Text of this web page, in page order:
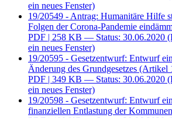
ein neues Fenster)
19/20549 - Antrag: Humanitäre Hilfe
Folgen der Corona-Pandemie
PDF | 258 KB — Status: 30.06.2020
ein neues Fenster)
19/20595 - Gesetzentwurf: Entwurf
Änderung des Grundgesetzes (Artikel
PDF | 349 KB — Status: 30.06.2020
ein neues Fenster)
19/20598 - Gesetzentwurf: Entwurf
finanziellen Entlastung der